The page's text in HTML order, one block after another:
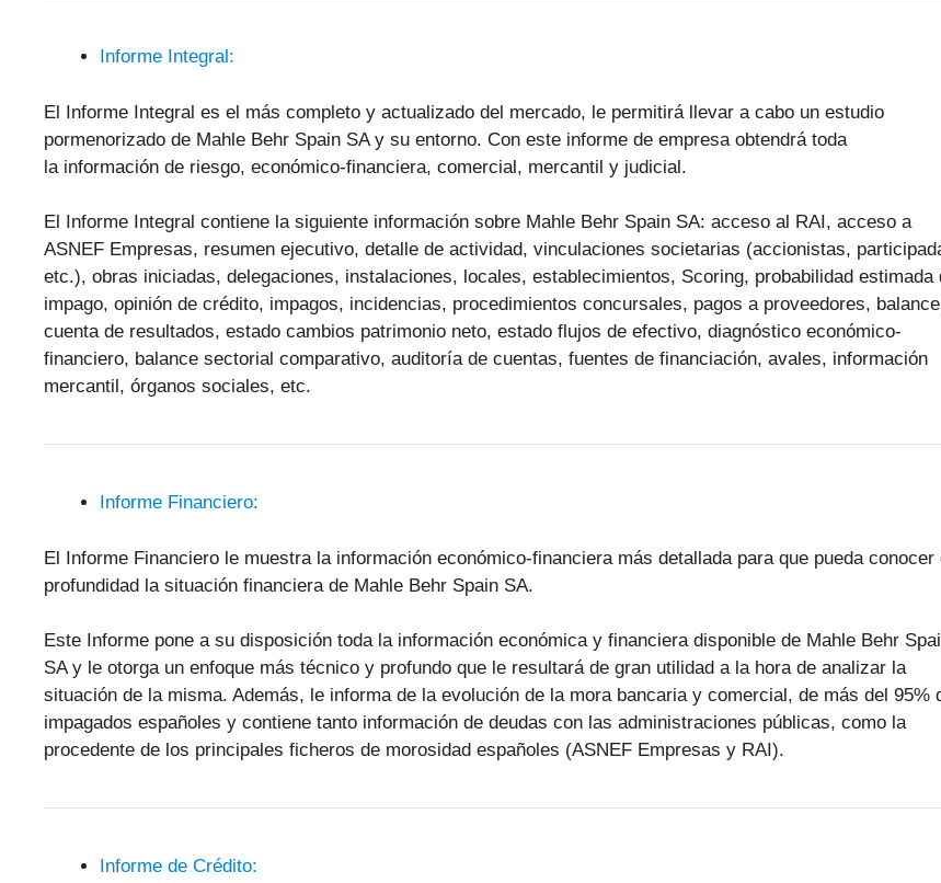
Informe Integral:
El Informe Integral es el más completo y actualizado del mercado, le permitirá llevar a cabo un estudio
pormenorizado de Mahle Behr Spain SA y su entorno. Con este informe de empresa obtendrá toda
la información de riesgo, económico-financiera, comercial, mercantil y judicial.
El Informe Integral contiene la siguiente información sobre Mahle Behr Spain SA: acceso al RAI, acceso a
ASNEF Empresas, resumen ejecutivo, detalle de actividad, vinculaciones societarias (accionistas,
etc.), obras iniciadas, delegaciones, instalaciones, locales, establecimientos, Scoring, probabilidad estimada
impago, opinión de crédito, impagos, incidencias, procedimientos concursales, pagos a proveedores,
cuenta de resultados, estado cambios patrimonio neto, estado flujos de efectivo, diagnóstico económico-
financiero, balance sectorial comparativo, auditoría de cuentas, fuentes de financiación, avales, información
mercantil, órganos sociales, etc.
Informe Financiero:
El Informe Financiero le muestra la información económico-financiera más detallada para que pueda conocer
profundidad la situación financiera de Mahle Behr Spain SA.
Este Informe pone a su disposición toda la información económica y financiera disponible de Mahle Behr
SA y le otorga un enfoque más técnico y profundo que le resultará de gran utilidad a la hora de analizar la
situación de la misma. Además, le informa de la evolución de la mora bancaria y comercial, de más del 95%
impagados españoles y contiene tanto información de deudas con las administraciones públicas, como la
procedente de los principales ficheros de morosidad españoles (ASNEF Empresas y RAI).
Informe de Crédito: